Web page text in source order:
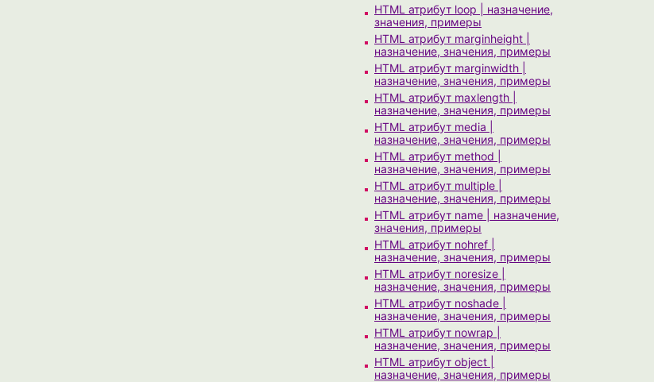
HTML атрибут loop | назначение,
значения, примеры
HTML атрибут marginheight |
назначение, значения, примеры
HTML атрибут marginwidth |
назначение, значения, примеры
HTML атрибут maxlength |
назначение, значения, примеры
HTML атрибут media |
назначение, значения, примеры
HTML атрибут method |
назначение, значения, примеры
HTML атрибут multiple |
назначение, значения, примеры
HTML атрибут name | назначение,
значения, примеры
HTML атрибут nohref |
назначение, значения, примеры
HTML атрибут noresize |
назначение, значения, примеры
HTML атрибут noshade |
назначение, значения, примеры
HTML атрибут nowrap |
назначение, значения, примеры
HTML атрибут object |
назначение, значения, примеры